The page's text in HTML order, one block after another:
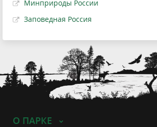
Минприроды России
Заповедная Россия
О ПАРКЕ